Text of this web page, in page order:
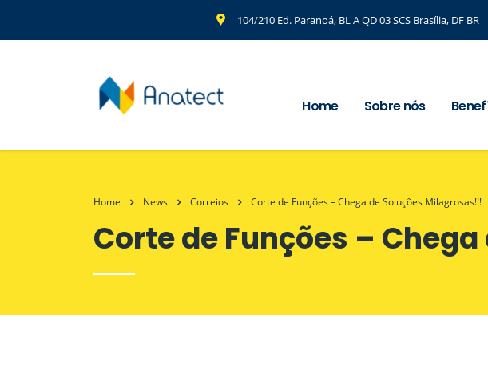
104/210 Ed. Paranoá, BL A QD 03 SCS Brasília, DF BR
Home Sobre nós
Home News Correios Corte de Funções – Chega de Soluções Milagrosas!!!
Corte de Funções –